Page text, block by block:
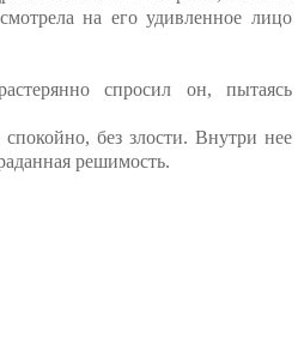
на его удивленное лицо
спросил он, пытаясь
без злости. Внутри нее
решимость.